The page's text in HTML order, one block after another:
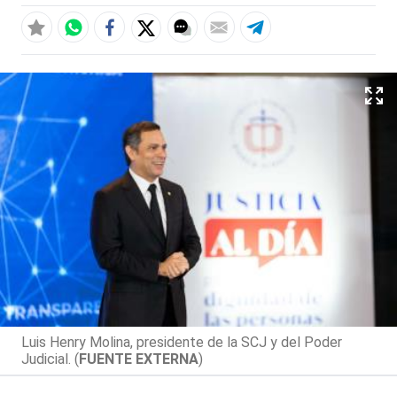
Luis Henry Molina, presidente de la SCJ y del Poder
Judicial. (FUENTE EXTERNA)